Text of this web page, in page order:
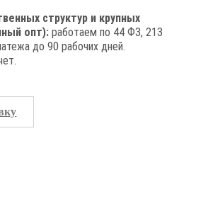
структур и крупных
опт): работаем по 44 ФЗ, 213
до 90 рабочих дней.